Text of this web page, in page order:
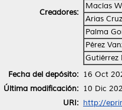
Creadores:
Macías
Arias
Palma
Pérez
Gutiérrez
Fecha del depósito: 16 Oct
Última modificación: 10 Dic
URI: http://